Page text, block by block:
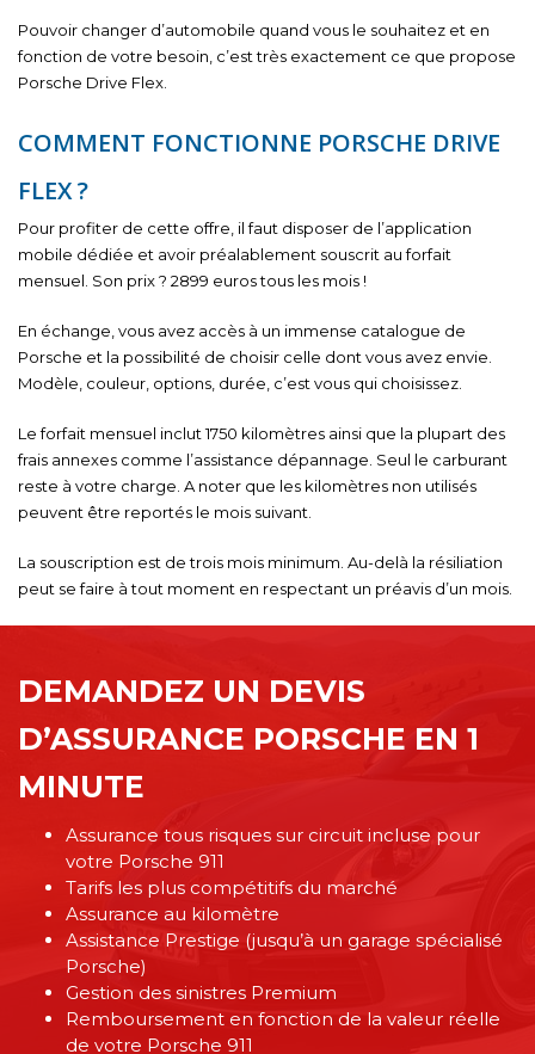
Pouvoir changer d’automobile quand vous le souhaitez et en
fonction de votre besoin, c’est très exactement ce que propose
Porsche Drive Flex.
COMMENT FONCTIONNE PORSCHE DRIVE
FLEX ?
Pour profiter de cette offre, il faut disposer de l’application
mobile dédiée et avoir préalablement souscrit au forfait
mensuel. Son prix ? 2899 euros tous les mois !
En échange, vous avez accès à un immense catalogue de
Porsche et la possibilité de choisir celle dont vous avez envie.
Modèle, couleur, options, durée, c’est vous qui choisissez.
Le forfait mensuel inclut 1750 kilomètres ainsi que la plupart des
frais annexes comme l’assistance dépannage. Seul le carburant
reste à votre charge. A noter que les kilomètres non utilisés
peuvent être reportés le mois suivant.
La souscription est de trois mois minimum. Au-delà la résiliation
peut se faire à tout moment en respectant un préavis d’un mois.
DEMANDEZ UN DEVIS
D’ASSURANCE PORSCHE EN 1
MINUTE
Assurance tous risques sur circuit incluse pour
votre Porsche 911
Tarifs les plus compétitifs du marché
Assurance au kilomètre
Assistance Prestige (jusqu’à un garage spécialisé
Porsche)
Gestion des sinistres Premium
Remboursement en fonction de la valeur réelle
de votre Porsche 911